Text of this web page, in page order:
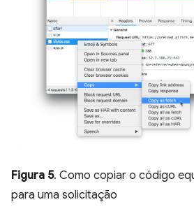
Figura 5. Como copiar o código
para uma solicitação